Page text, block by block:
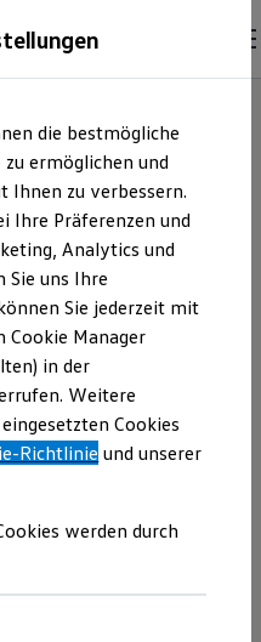
entdecken
Oldtimer
finden
& konfigurieren
Werkstätten
P Q R S T U
2
die bestmögliche
ermöglichen und
Ihnen zu verbessern.
Ihre Präferenzen und
Analytics und
Sie uns Ihre
Sie jederzeit mit
Manager
in der
Weitere
Cookies
Richtlinie und unserer
werden durch